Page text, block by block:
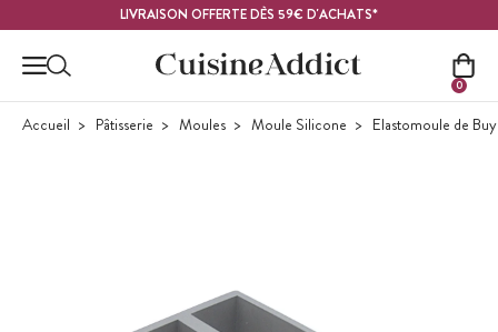
LIVRAISON OFFERTE DÈS 59€ D'ACHATS*
0
Accueil Pâtisserie Moules Moule Silicone Elastomoule de